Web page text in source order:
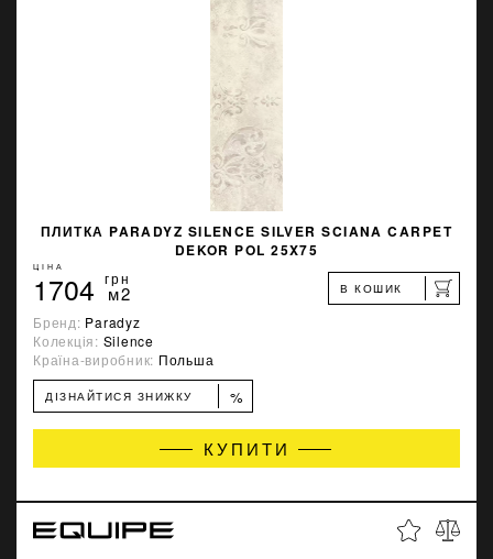
ПЛИТКА PARADYZ SILENCE SILVER SCIANA CARPET
DEKOR POL 25X75
ЦІНА
1704 грн
м2 В КОШИК
Бренд: Paradyz
Колекція: Silence
Країна-виробник: Польша
ДІЗНАЙТИСЯ ЗНИЖКУ %
КУПИТИ